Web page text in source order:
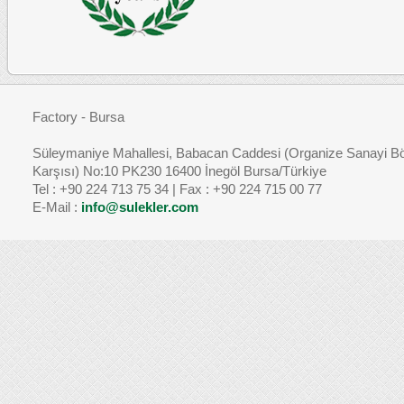
Factory - Bursa
Süleymaniye Mahallesi, Babacan Caddesi (Organize Sanayi
Karşısı) No:10 PK230 16400 İnegöl Bursa/Türkiye
Tel : +90 224 713 75 34 | Fax : +90 224 715 00 77
E-Mail : info@sulekler.com